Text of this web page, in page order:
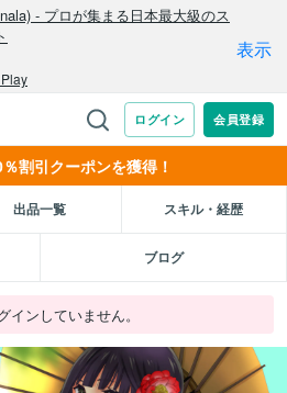
割引クーポンを獲得！
出品一覧 スキル・経歴
ブログ
ンしていません。